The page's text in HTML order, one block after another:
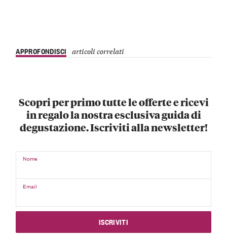
APPROFONDISCI articoli correlati
Scopri per primo tutte le offerte e ricevi
in regalo la nostra esclusiva guida di
degustazione. Iscriviti alla newsletter!
Nome
Email